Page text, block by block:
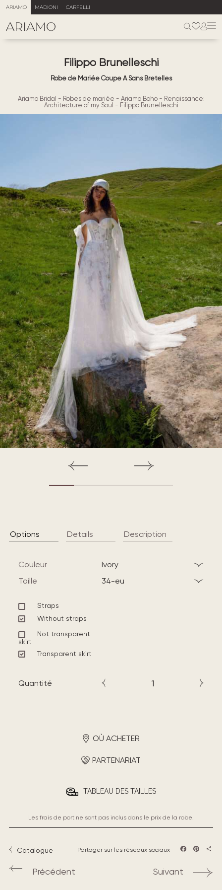
ARIAMO MADIONI CARFELLI
Filippo Brunelleschi
Robe de Mariée Coupe A Sans Bretelles
Ariamo Bridal - Robes de mariée - Ariamo Boho- Renaissance:
Architecture of my Soul - Filippo Brunelleschi
Options Details Description
Couleur
ivory
Taille
34-eu
Straps
Without straps
Not transparent
skirt
Transparent skirt
Quantité
OÙ ACHETER
PARTENARIAT
TABLEAU DES TAILLES
Les frais de port ne sont pas inclus dans le prix de la robe.
Catalogue Partager sur les réseaux sociaux
Précédent Suivant